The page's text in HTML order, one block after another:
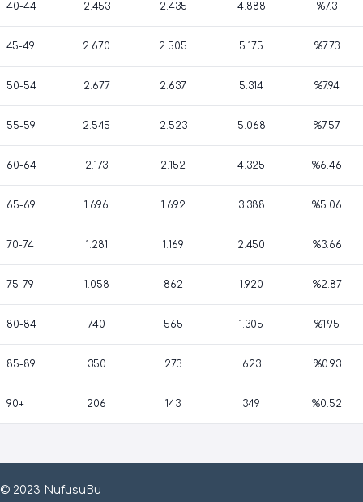
40-44 2.453 2.435 4.888 %7.3
45-49 2.670 2.505 5.175 %7.73
50-54 2.677 2.637 5.314 %7.94
55-59 2.545 2.523 5.068 %7.57
60-64 2.173 2.152 4.325 %6.46
65-69 1.696 1.692 3.388 %5.06
70-74 1.281 1.169 2.450 %3.66
75-79 1.058 862 1.920 %2.87
80-84 740 565 1.305 %1.95
85-89 350 273 623 %0.93
90+ 206 143 349 %0.52
© 2023 NufusuBu